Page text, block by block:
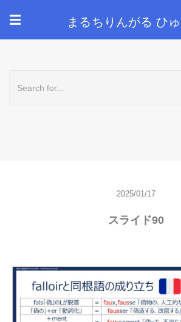
☰ まるちりんがる ひ
2025/01/17
スライド90